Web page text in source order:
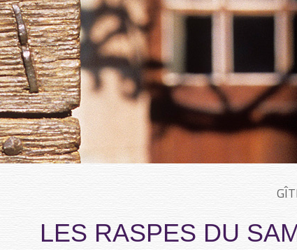
LES RASPES DU